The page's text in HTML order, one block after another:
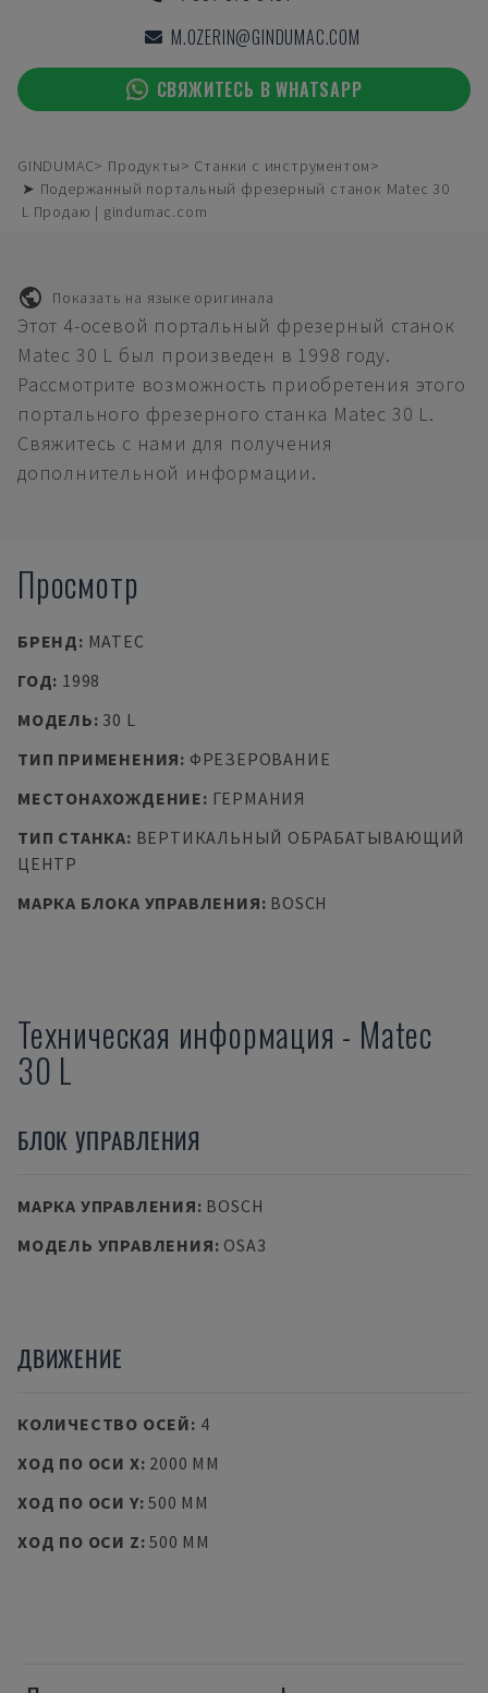
M.OZERIN@GINDUMAC.COM
СВЯЖИТЕСЬ В WHATSAPP
GINDUMAC Продукты
Станки с инструментом
➤ Подержанный портальный фрезерный станок Matec 30
L Продаю | gindumac.com
Показать на языке оригинала
Этот 4-осевой портальный фрезерный станок
Matec 30 L был произведен в 1998 году.
Рассмотрите возможность приобретения этого
портального фрезерного станка Matec 30 L.
Свяжитесь с нами для получения
дополнительной информации.
Просмотр
БРЕНД: MATEC
ГОД: 1998
МОДЕЛЬ: 30 L
ТИП ПРИМЕНЕНИЯ: ФРЕЗЕРОВАНИЕ
МЕСТОНАХОЖДЕНИЕ: ГЕРМАНИЯ
ТИП СТАНКА: ВЕРТИКАЛЬНЫЙ ОБРАБАТЫВАЮЩИЙ
ЦЕНТР
МАРКА БЛОКА УПРАВЛЕНИЯ: BOSCH
Техническая информация - Matec
30 L
БЛОК УПРАВЛЕНИЯ
МАРКА УПРАВЛЕНИЯ: BOSCH
МОДЕЛЬ УПРАВЛЕНИЯ: OSA3
ДВИЖЕНИЕ
КОЛИЧЕСТВО ОСЕЙ: 4
ХОД ПО ОСИ X: 2000 MM
ХОД ПО ОСИ Y:500 MM
ХОД ПО ОСИ Z:500 MM